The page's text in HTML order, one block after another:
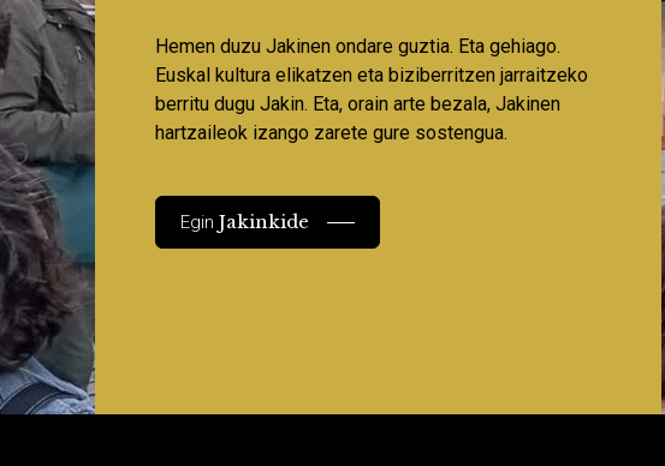
Hemen duzu Jakinen ondare guztia. Eta gehiago.
Euskal kultura elikatzen eta biziberritzen jarraitzeko
berritu dugu Jakin. Eta, orain arte bezala, Jakinen
hartzaileok izango zarete gure sostengua.
EginJakinkide